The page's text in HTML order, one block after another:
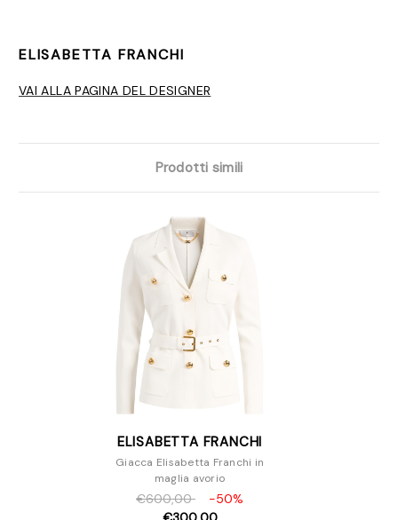
ELISABETTA FRANCHI
VAI ALLA PAGINA DEL DESIGNER
Prodotti simili
ELISABETTA FRANCHI
Giacca Elisabetta Franchi in
maglia avorio
€600,00
-50%